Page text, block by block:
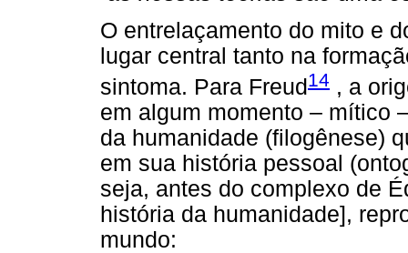
O entrelaçamento do mito e
lugar central tanto na
sintoma. Para Freud14 , a
em algum momento – mítico
da humanidade (filogênese)
em sua história pessoal
seja, antes do complexo de
história da humanidade],
mundo: